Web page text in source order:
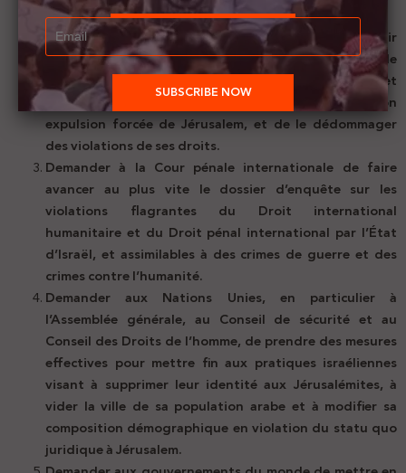
internationalement condamné.
Nous demandons au gouvernement français d’agir
concrètement et rapidement pour la mise en liberté de
son ressortissant Salah Hamouri, de dénoncer et
d’empêcher la révocation de sa résidence et son
expulsion forcée de Jérusalem, et de le dédommager
des violations de ses droits.
Demander à la Cour pénale internationale de faire
avancer au plus vite le dossier d’enquête sur les
violations flagrantes du Droit international
humanitaire et du Droit pénal international par l’État
d’Israël, et assimilables à des crimes de guerre et des
crimes contre l’humanité.
Demander aux Nations Unies, en particulier à
l’Assemblée générale, au Conseil de sécurité et au
Conseil des Droits de l’homme, de prendre des mesures
effectives pour mettre fin aux pratiques israéliennes
visant à supprimer leur identité aux Jérusalémites, à
vider la ville de sa population arabe et à modifier sa
composition démographique en violation du statu quo
juridique à Jérusalem.